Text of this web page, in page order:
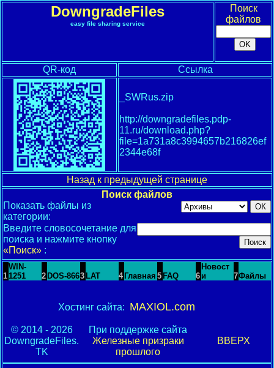
DowngradeFiles
easy file sharing service
Поиск
файлов
QR-код Ссылка
_SWRus.zip
http://downgradefiles.pdp-
11.ru/download.php?
file=1a731a8c3994657b216826ef
2344e68f
Назад к предыдущей странице
Поиск файлов
Показать файлы из
категории:
Введите словосочетание для
поиска и нажмите кнопку
«Поиск» :
1
WIN-
1251
2 DOS-8663 LAT 4 Главная 5 FAQ 6
Новост
и
7Файлы
Хостинг сайта: MAXIOL.com
© 2014 - 2026
DowngradeFiles.
TK
При поддержке сайта
Железные призраки
прошлого
ВВЕРХ